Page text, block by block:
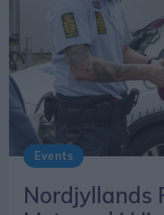
Events
Nordjyllands